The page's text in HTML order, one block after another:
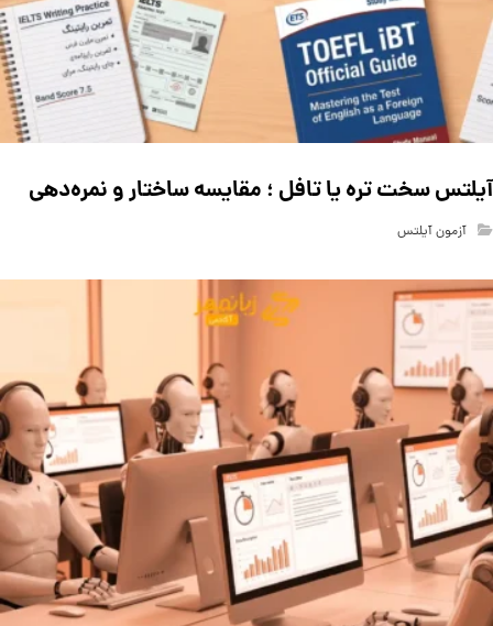
آیلتس سخت تره یا تافل ؛ مقایسه ساختار و نمره‌دهی
آزمون آیلتس